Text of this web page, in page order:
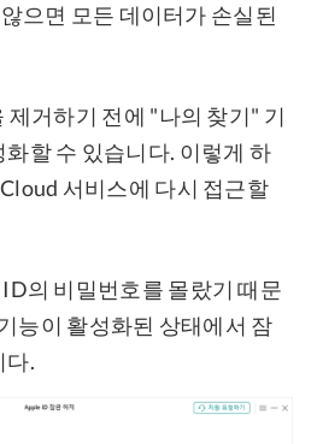
으면 모든 데이터가 손실된
제거하기 전에 "나의 찾기" 기
할 수 있습니다. 이렇게 하
서비스에 다시 접근할
의 비밀번호를 몰랐기 때문
능이 활성화된 상태에서 잠
다.